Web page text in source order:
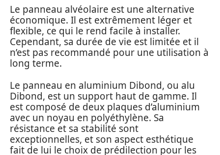
Le panneau alvéolaire est une alternative
économique. Il est extrêmement léger et
flexible, ce qui le rend facile à installer.
Cependant, sa durée de vie est limitée et il
n’est pas recommandé pour une utilisation à
long terme.
Le panneau en aluminium Dibond, ou alu
Dibond, est un support haut de gamme. Il
est composé de deux plaques d’aluminium
avec un noyau en polyéthylène. Sa
résistance et sa stabilité sont
exceptionnelles, et son aspect esthétique
fait de lui le choix de prédilection pour les